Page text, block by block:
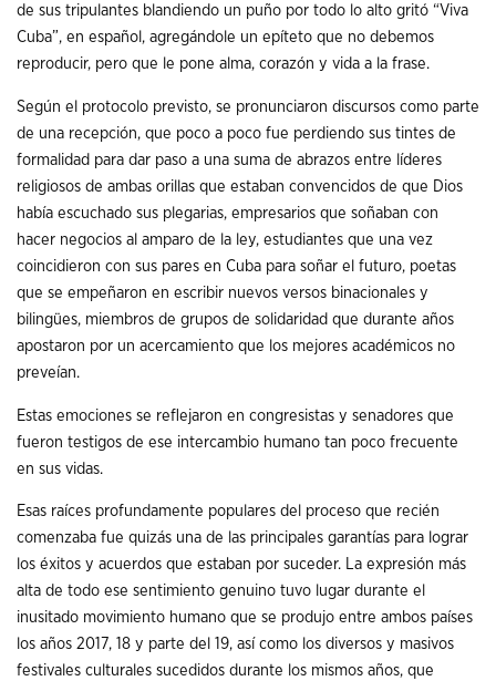
de sus tripulantes blandiendo un puño por todo lo alto gritó “Viva
Cuba”, en español, agregándole un epíteto que no debemos
reproducir, pero que le pone alma, corazón y vida a la frase.
Según el protocolo previsto, se pronunciaron discursos como parte
de una recepción, que poco a poco fue perdiendo sus tintes de
formalidad para dar paso a una suma de abrazos entre líderes
religiosos de ambas orillas que estaban convencidos de que Dios
había escuchado sus plegarias, empresarios que soñaban con
hacer negocios al amparo de la ley, estudiantes que una vez
coincidieron con sus pares en Cuba para soñar el futuro, poetas
que se empeñaron en escribir nuevos versos binacionales y
bilingües, miembros de grupos de solidaridad que durante años
apostaron por un acercamiento que los mejores académicos no
preveían.
Estas emociones se reflejaron en congresistas y senadores que
fueron testigos de ese intercambio humano tan poco frecuente
en sus vidas.
Esas raíces profundamente populares del proceso que recién
comenzaba fue quizás una de las principales garantías para lograr
los éxitos y acuerdos que estaban por suceder. La expresión más
alta de todo ese sentimiento genuino tuvo lugar durante el
inusitado movimiento humano que se produjo entre ambos países
los años 2017, 18 y parte del 19, así como los diversos y masivos
festivales culturales sucedidos durante los mismos años, que